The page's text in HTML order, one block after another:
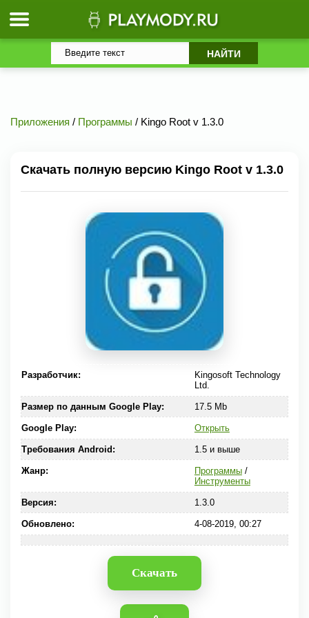
Приложения / Программы / Kingo Root v 1.3.0
Скачать полную версию Kingo Root v 1.3.0
Разработчик:
Kingosoft Technology
Ltd.
Размер по данным Google Play: 17.5 Mb
Google Play: Открыть
Требования Android: 1.5 и выше
Жанр: Программы/
Инструменты
Версия: 1.3.0
Обновлено: 4-08-2019, 00:27
Скачать